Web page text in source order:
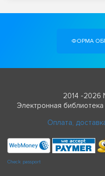
ФОРМА
2014 -2026
Электронная
Оплата,
Check passport